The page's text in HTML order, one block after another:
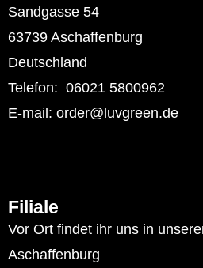
Sandgasse 54
63739 Aschaffenburg
Deutschland
Telefon: 06021 5800962
E-mail: order@luvgreen.de
Filiale
Vor Ort findet ihr uns in
Aschaffenburg